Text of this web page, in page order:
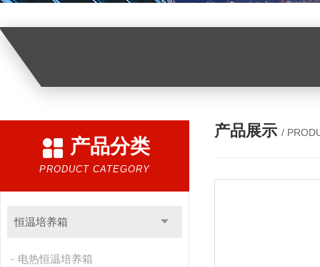
产品分类
PRODUCT CATEGORY
恒温培养箱
电热恒温培养箱
产品展示 /